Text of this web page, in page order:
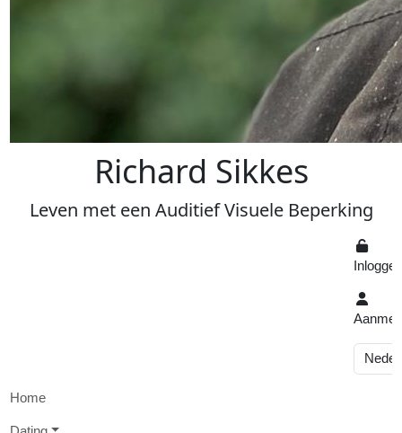
Richard Sikkes
Leven met een AuditiefVisuele Beperking
Home